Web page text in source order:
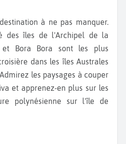
des îles de l'Archipel de la
et Bora Bora sont les plus
dans les îles Australes
les paysages à couper
et apprenez-en plus sur les
polynésienne sur l'île de